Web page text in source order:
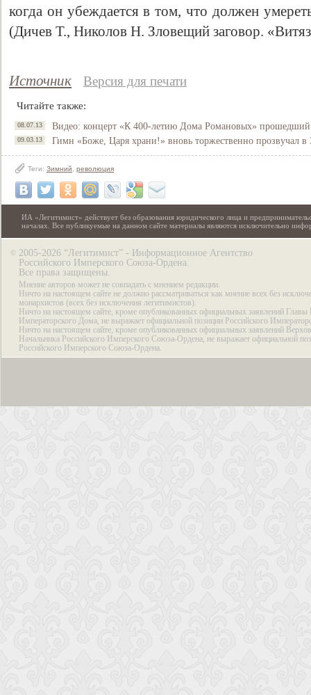
когда он убеждается в том, что должен
(Дичев Т., Николов Н. Зловещий заговор.
Источник Версия для печати
Читайте также:
08.07.13 Видео: концерт «К 400-летию Дома Романовых» прошедший
09.03.13 Гимн «Боже, Царя храни!» вновь торжественно прозвучал
Теги: Зимний революция
ИА «Легитимист» действует без образования юридического лица и
началах. Все публикуемые на данном сайте материалы являются исключительно
© 2005-2026 “Легитимист” - Информационное Агентство
Российского Имперского Союза-Ордена.
Все права защищены.
Мнение авторов может не совпадать с мнением редакции.
Ничто на настоящем сайте не должно рассматриваться как мнение всех без
монархистов (всех без исключения легитимистов).
Ничто на настоящем сайте, кроме опубликованных официальных заявлений Главы
Императорского Дома, не выражает официальной позиции Российского
Ничто на настоящем сайте, кроме опубликованных официальных заявлений
Начальника Российского Имперского Союза-Ордена, не выражает официальной
Российского Имперского Союза-Ордена.